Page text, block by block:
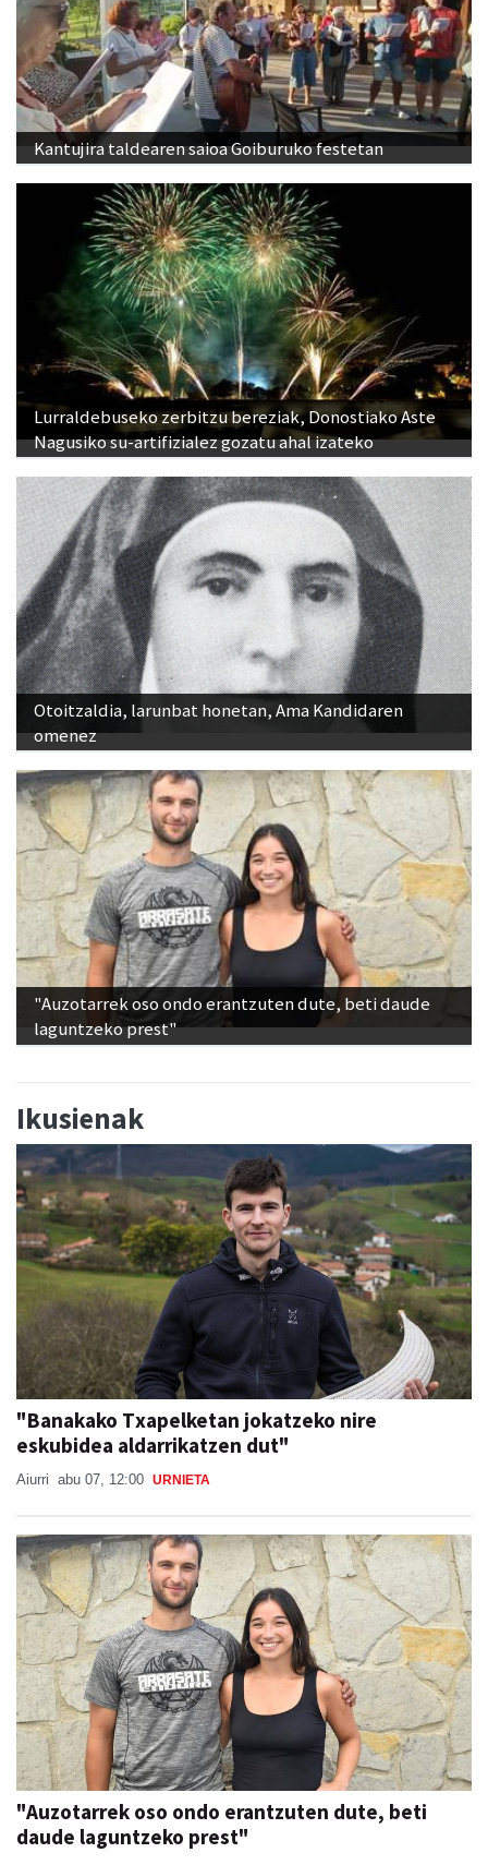
Kantujira taldearen saioa Goiburuko festetan
Lurraldebuseko zerbitzu bereziak, Donostiako Aste
Nagusiko su-artifizialez gozatu ahal izateko
Otoitzaldia, larunbat honetan, Ama Kandidaren
omenez
"Auzotarrek oso ondo erantzuten dute, beti daude
laguntzeko prest"
Ikusienak
"Banakako Txapelketan jokatzeko nire
eskubidea aldarrikatzen dut"
Aiurri abu 07, 12:00 URNIETA
"Auzotarrek oso ondo erantzuten dute, beti
daude laguntzeko prest"